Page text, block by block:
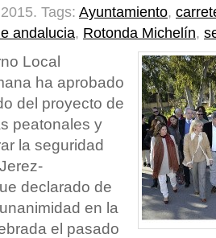
Tags: Ayuntamiento,
andalucia, Rotonda Michelín,
Local
ha aprobado
del proyecto de
peatonales y
la seguridad
declarado de
en la
el pasado